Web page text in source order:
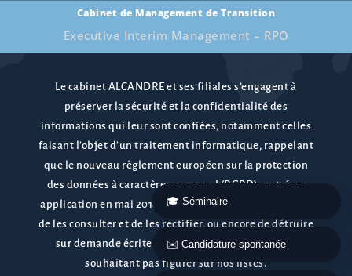
Cabinet de Management de Transition
Executive Interim Management – RPO
Le cabinet ALCANDRE et ses filiales s’engagent à
préserver la sécurité et la confidentialité des
informations qui leur sont confiées, notamment celles
faisant l’objet d’un traitement informatique, rappelant
que le nouveau règlement européen sur la protection
des données à caractère personnel (RGPD), entré en
application en mai 2018 confère le droit de s’y opposer,
de les consulter et de les rectifier, ou encore de détruire
sur demande écrite le dossier d’une personne ne
souhaitant pas figurer sur nos listes.